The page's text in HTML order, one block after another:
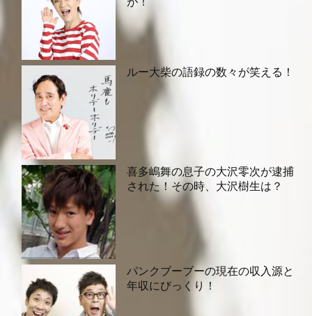
ルー大柴の語録の数々が笑える！
喜多嶋舞の息子の大沢零次が逮捕
された！その時、大沢樹生は？
パンクブーブーの現在の収入源と
年収にびっくり！